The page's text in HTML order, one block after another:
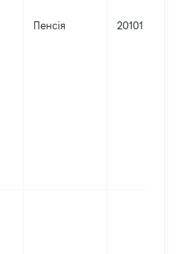
Пенсія 20101